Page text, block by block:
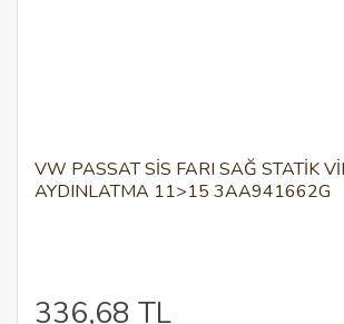
VW PASSAT SİS FARI SAĞ STATİK
AYDINLATMA 11>15 3AA941662G
336,68 TL